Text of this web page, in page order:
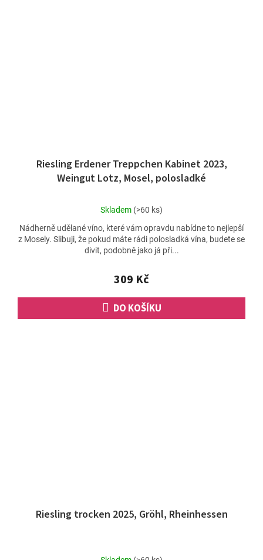
Riesling Erdener Treppchen Kabinet 2023,
Weingut Lotz, Mosel, polosladké
Průměrné
produktu
je
4,8
5
hvězdiček.
Skladem (>60 ks)
309 Kč
DO KOŠÍKU
Nádherně udělané víno, které vám opravdu nabídne to nejlepší
z Mosely. Slibuji, že pokud máte rádi polosladká vína, budete se
divit, podobně jako já při...
Riesling trocken 2025, Gröhl, Rheinhessen
Průměrné